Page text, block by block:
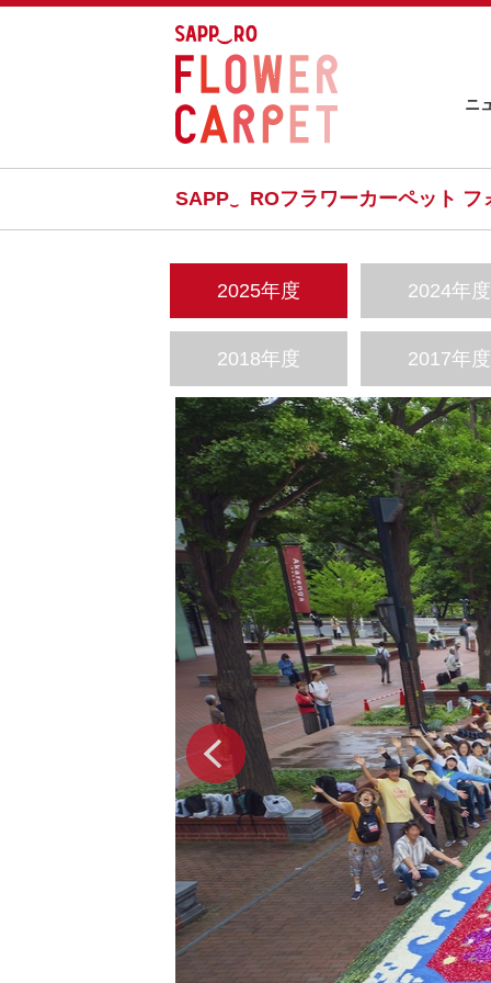
ニ
SAPP‿ ROフラワーカーペット フ
2025年度 2024年度
2018年度 2017年度